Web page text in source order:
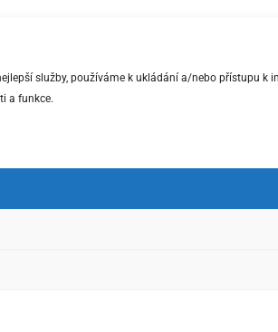
služby, používáme k ukládání a/nebo přístupu
a funkce.